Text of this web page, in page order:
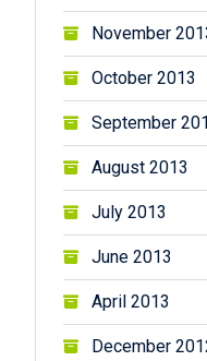
November
October 2013
September
August 2013
July 2013
June 2013
April 2013
December